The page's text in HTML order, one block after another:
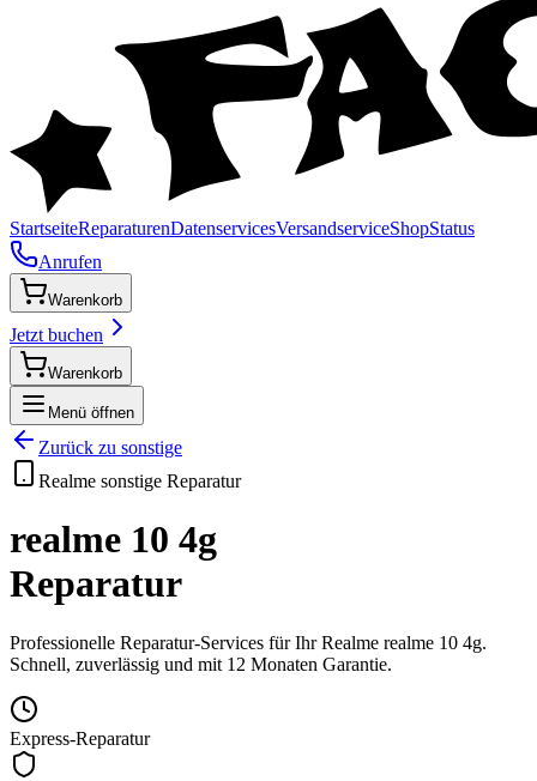
StartseiteReparaturenDatenservicesVersandserviceShopStatus
Anrufen
Warenkorb
Jetzt buchen
Warenkorb
Menü öffnen
Zurück zu sonstige
Realme sonstige Reparatur
realme 10 4g
Reparatur
Professionelle Reparatur-Services für IhrRealme realme 10 4g.
Schnell, zuverlässig und mit 12 Monaten Garantie.
Express-Reparatur